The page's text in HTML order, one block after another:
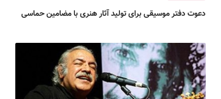
دعوت دفتر موسیقی برای تولید آثار هنری با مضامین حماسی